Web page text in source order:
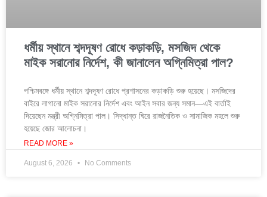
ধর্মীয় স্থানে শব্দদূষণ রোধে কড়াকড়ি, মসজিদ থেকে
মাইক সরানোর নির্দেশ, কী জানালেন অগ্নিমিত্রা পাল?
পশ্চিমবঙ্গে ধর্মীয় স্থানে শব্দদূষণ রোধে প্রশাসনের কড়াকড়ি শুরু হয়েছে। মসজিদের
বাইরে লাগানো মাইক সরানোর নির্দেশ এবং আইন সবার জন্য সমান—এই বার্তাই
দিয়েছেন মন্ত্রী অগ্নিমিত্রা পাল। সিদ্ধান্ত ঘিরে রাজনৈতিক ও সামাজিক মহলে শুরু
হয়েছে জোর আলোচনা।
READ MORE »
August 6, 2026 No Comments